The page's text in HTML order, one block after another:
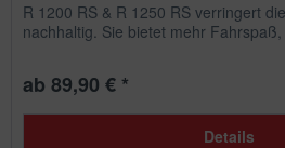
R 1200 RS & R 1250 RS verringert
nachhaltig. Sie bietet mehr
ab 89,90 € *
Details